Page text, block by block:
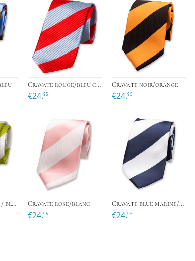
› ›
Cravate rouge/bleu ciel
€24.95
Cravate noir/orange
€24.95
›
Cravate vert anis / blanche
›
Cravate rose/blanc
€24.95
Cravate blue marine/blanc
€24.95